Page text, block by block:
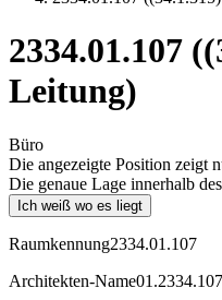
2334.01.107
Leitung)
Büro
Die angezeigte Position zeigt
Die genaue Lage innerhalb
Ich weiß wo es liegt
Raumkennung2334.01.107
Architekten-Name01.2334.107